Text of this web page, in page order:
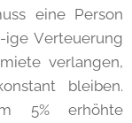
eine Person
ige Verteuerung
verlangen,
bleiben.
5% erhöhte